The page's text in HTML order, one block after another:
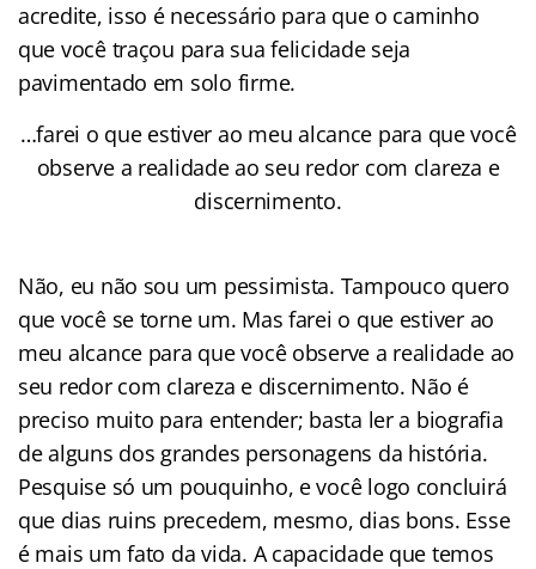
acredite, isso é necessário para que o caminho
que você traçou para sua felicidade seja
pavimentado em solo firme.
…farei o que estiver ao meu alcance para que você
observe a realidade ao seu redor com clareza e
discernimento.
Não, eu não sou um pessimista. Tampouco quero
que você se torne um. Mas farei o que estiver ao
meu alcance para que você observe a realidade ao
seu redor com clareza e discernimento. Não é
preciso muito para entender; basta ler a biografia
de alguns dos grandes personagens da história.
Pesquise só um pouquinho, e você logo concluirá
que dias ruins precedem, mesmo, dias bons. Esse
é mais um fato da vida. A capacidade que temos